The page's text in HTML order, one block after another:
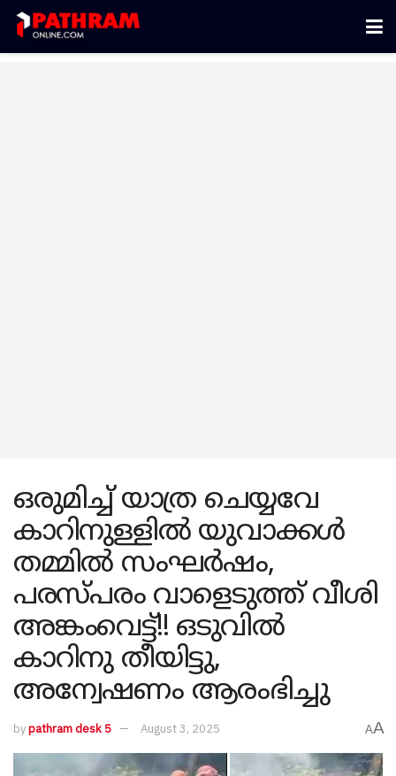
ഒരുമിച്ച് യാത്ര ചെയ്യവേ
കാറിനുള്ളിൽ യുവാക്കൾ
തമ്മിൽ സംഘർഷം,
പരസ്പരം വാളെടുത്ത് വീശി
അങ്കംവെട്ട്!! ഒടുവിൽ
കാറിനു തീയിട്ടു,
അന്വേഷണം ആരംഭിച്ചു
bypathram desk 5 August 3, 2025 AA